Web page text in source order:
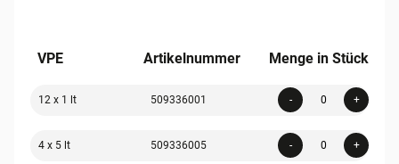
VPE Artikelnummer Menge in Stück
12 x 1 lt 509336001 - +
4 x 5 lt 509336005 - +